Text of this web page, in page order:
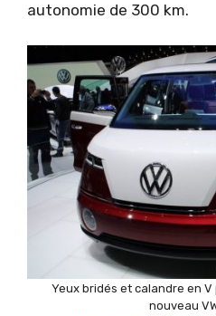
autonomie de 300 km.
Yeux bridés et calandre en V
nouveau